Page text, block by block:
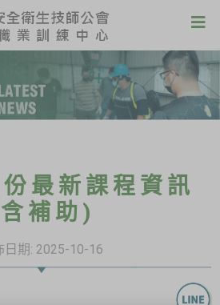
最新課程資訊
補助)
日期: 2025-10-16